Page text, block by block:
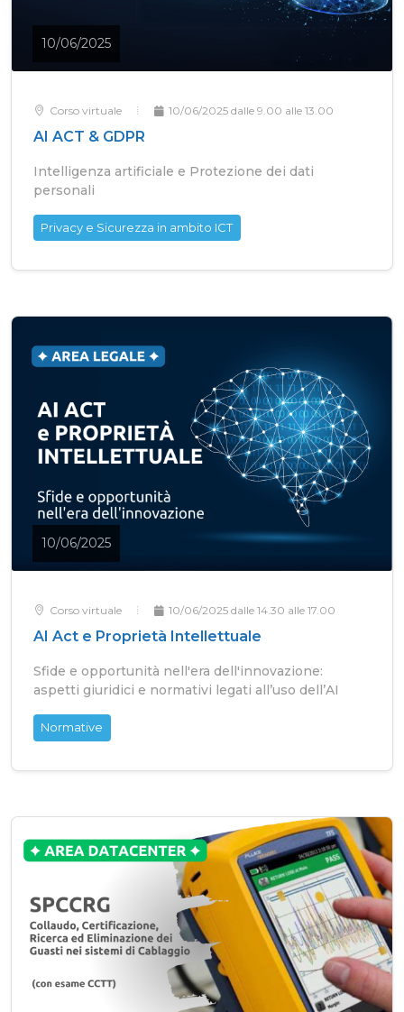
10/06/2025
Corso virtuale 10/06/2025 dalle 9.00 alle 13.00
AI ACT & GDPR
Intelligenza artificiale e Protezione dei dati
personali
Privacy e Sicurezza in ambito ICT
10/06/2025
Corso virtuale 10/06/2025 dalle 14.30 alle 17.00
AI Act e Proprietà Intellettuale
Sfide e opportunità nell'era dell'innovazione:
aspetti giuridici e normativi legati all’uso dell’AI
Normative